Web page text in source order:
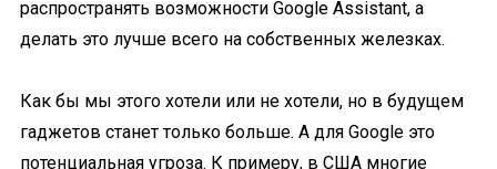
распространять возможности Google Assistant, а
делать это лучше всего на собственных железках.
Как бы мы этого хотели или не хотели, но в будущем
гаджетов станет только больше. А для Google это
потенциальная угроза. К примеру, в США многие